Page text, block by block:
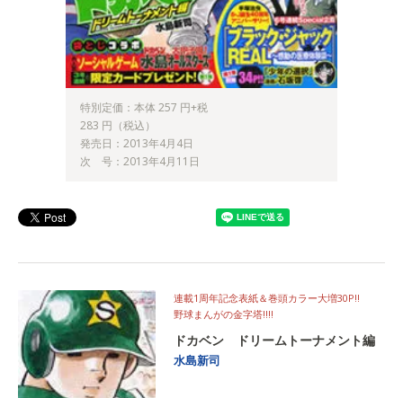
特別定価：本体 257 円+税
283 円（税込）
発売日：2013年4月4日
次 号：2013年4月11日
連載1周年記念表紙＆巻頭カラー大増30P!!
野球まんがの金字塔!!!!
ドカベン ドリームトーナメント編
水島新司